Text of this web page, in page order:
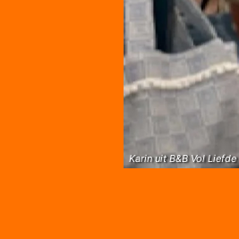
Karin uit B&B Vol